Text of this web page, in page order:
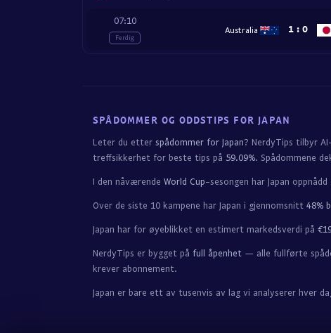
07:10
Ferdig
Australia 1 : 0
SPÅDOMMER OG ODDSTIPS FOR JAPAN
Leter du etter spådommer for Japan? NerdyTips tilbyr
treffsikkerhet for beste tips på 59.09%. Spådommene
I den nåværende World Cup-sesongen har Japan oppnådd
Over de siste 10 kampene har Japan i gjennomsnitt 48%
Japan har for øyeblikket en estimert markedsverdi på
NerdyTips er bygget på full åpenhet — alle fullførte
krever abonnement.
Japan er bare ett av tusenvis av lag vi analyserer hver